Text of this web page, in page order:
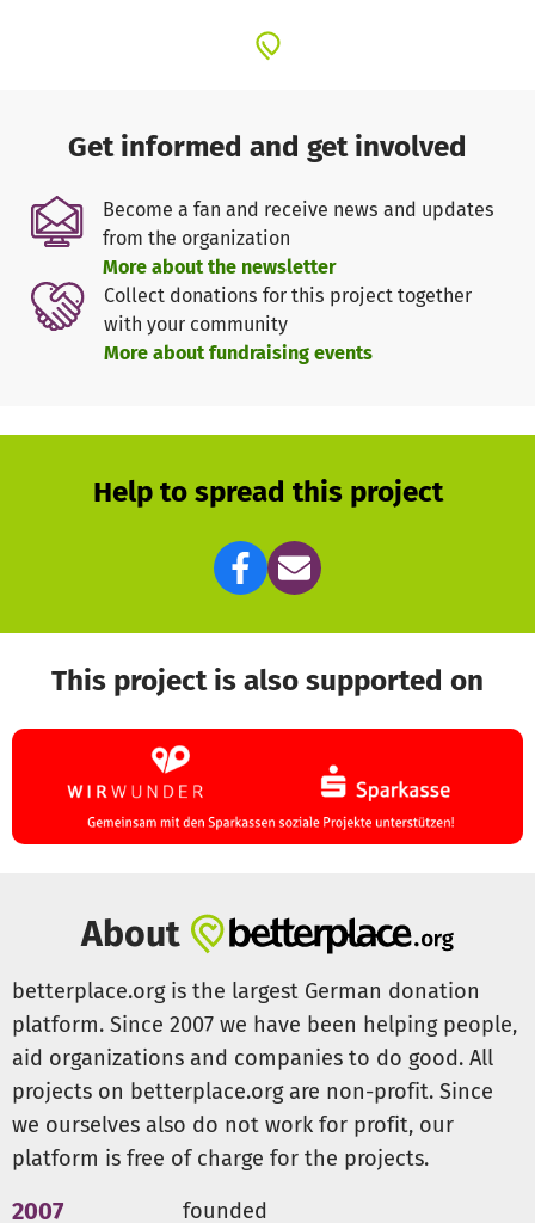
Get informed and get involved
Become a fan and receive news and updates
from the organization
More about the newsletter
Collect donations for this project together
with your community
More about fundraising events
Help to spread this project
This project is also supported on
About
betterplace.org is the largest German donation
platform. Since 2007 we have been helping people,
aid organizations and companies to do good. All
projects on betterplace.org are non-profit. Since
we ourselves also do not work for profit, our
platform is free of charge for the projects.
2007 founded